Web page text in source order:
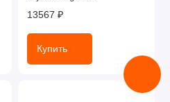
13567 ₽
Купить